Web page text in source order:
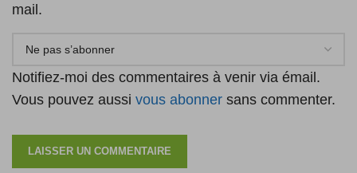
mail.
Notifiez-moi des commentaires à venir via émail.
Vous pouvez aussi vous abonner sans commenter.